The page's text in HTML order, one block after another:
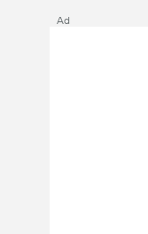
Ad